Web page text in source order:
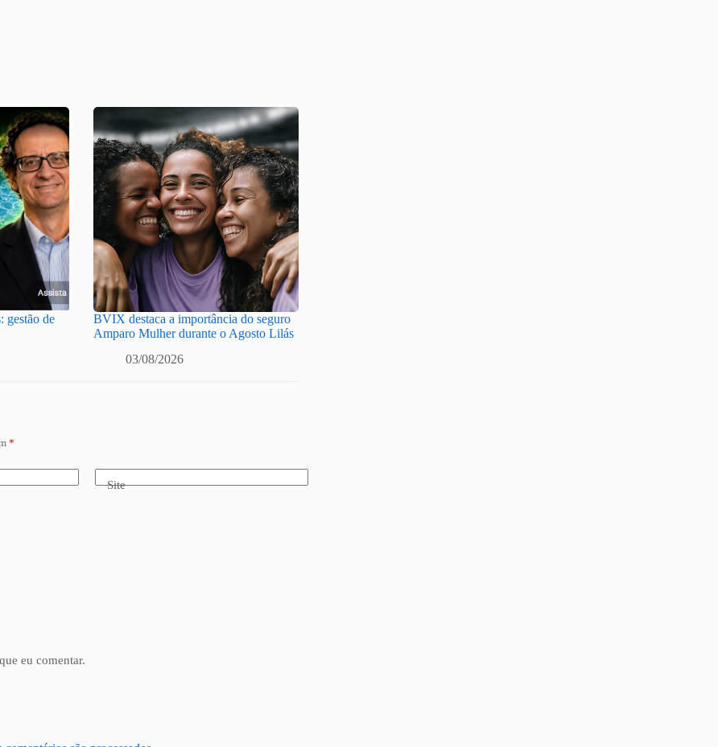
gestão de
BVIX destaca a importância do seguro
Amparo Mulher durante o Agosto Lilás
03/08/2026
*
Site
eu comentar.